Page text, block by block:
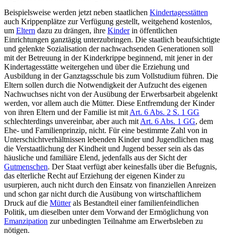
Beispielsweise werden jetzt neben staatlichen Kinder­tages­stätten
auch Krippen­plätze zur Verfügung gestellt, weitgehend kostenlos,
um Eltern dazu zu drängen, ihre Kinderin öffentlichen
Einrichtungen ganztägig unterzubringen. Die staatlich beaufsichtigte
und gelenkte Sozialisation der nachwachsenden Generationen soll
mit der Betreuung in der Kinderkrippe beginnend, mit jener in der
Kinder­tages­stätte weitergehen und über die Erziehung und
Ausbildung in der Ganztagsschule bis zum Vollstudium führen. Die
Eltern sollen durch die Notwendigkeit der Aufzucht des eigenen
Nachwuchses nicht von der Ausübung der Erwerbsarbeit abgelenkt
werden, vor allem auch die Mütter. Diese Entfremdung der Kinder
von ihren Eltern und der Familie ist mit Art. 6 Abs. 2 S. 1 GG
schlechterdings unvereinbar, aber auch mit Art. 6 Abs. 1 GG, dem
Ehe- und Familien­prinzip, nicht. Für eine bestimmte Zahl von in
Unter­schicht­verhältnissen lebenden Kinder und Jugendlichen mag
die Verstaatlichung der Kindheit und Jugend besser sein als das
häusliche und familiäre Elend, jedenfalls aus der Sicht der
Gutmenschen. Der Staat verfügt aber keinesfalls über die Befugnis,
das elterliche Recht auf Erziehung der eigenen Kinder zu
usurpieren, auch nicht durch den Einsatz von finanziellen Anreizen
und schon gar nicht durch die Ausübung von wirtschaftlichem
Druck auf die Mütterals Bestandteil einer familien­feindlichen
Politik, um dieselben unter dem Vorwand der Ermöglichung von
Emanzipation zur unbedingten Teilnahme am Erwerbsleben zu
nötigen.